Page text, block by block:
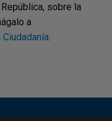
sobre la
a